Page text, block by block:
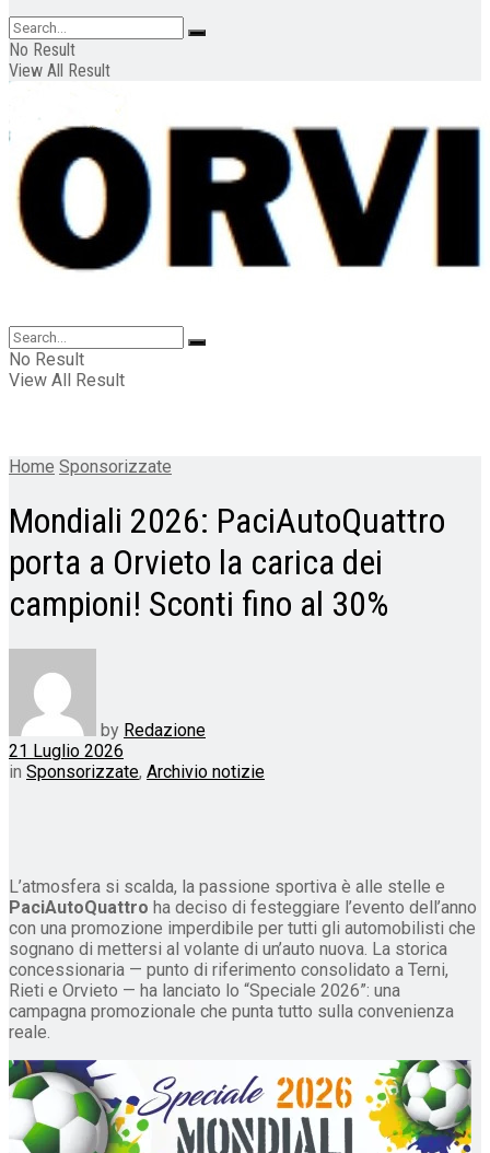
No Result
View All Result
No Result
View All Result
Home Sponsorizzate
Mondiali 2026: PaciAutoQuattro
porta a Orvieto la carica dei
campioni! Sconti fino al 30%
by Redazione
21 Luglio 2026
in Sponsorizzate, Archivio notizie
L’atmosfera si scalda, la passione sportiva è alle stelle e
PaciAutoQuattro ha deciso di festeggiare l’evento dell’anno
con una promozione imperdibile per tutti gli automobilisti che
sognano di mettersi al volante di un’auto nuova. La storica
concessionaria — punto di riferimento consolidato a Terni,
Rieti e Orvieto — ha lanciato lo “Speciale 2026”: una
campagna promozionale che punta tutto sulla convenienza
reale.